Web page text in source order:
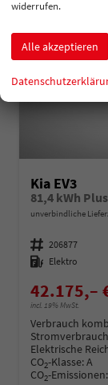
Kia EV3
81,4 kWh
unverbindliche
Fahrzeugnummer 206877
Kraftstoff Elektro
42.175,–
incl. 19% MwSt.
Verbrauch
Elektrische
CO2-Klasse:A
CO2-Emissionen:
widerrufen.
Alle akzeptieren